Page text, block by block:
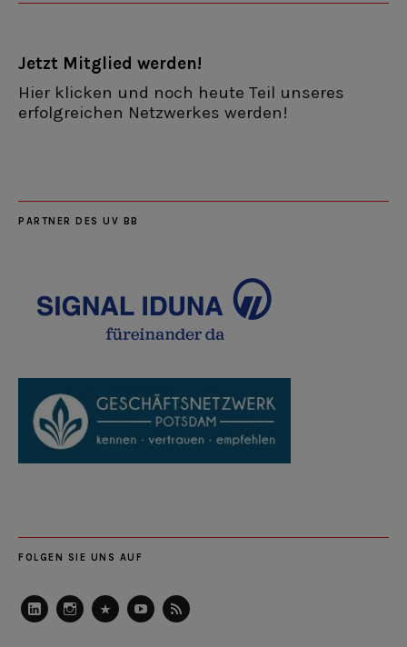
Jetzt Mitglied werden!
Hier klicken und noch heute Teil unseres
erfolgreichen Netzwerkes werden!
PARTNER DES UV BB
FOLGEN SIE UNS AUF